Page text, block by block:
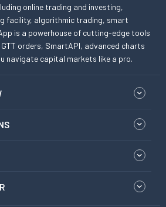
online trading and investing,
facility, algorithmic trading, smart
is a powerhouse of cutting-edge tools
orders, SmartAPI, advanced charts
navigate capital markets like a pro.